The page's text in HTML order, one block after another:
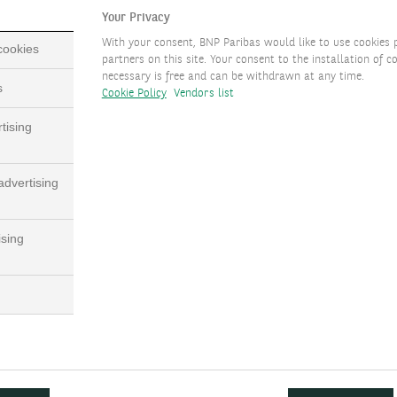
für Ihre
Your Privacy
With your consent, BNP Paribas would like to use cookies
partners on this site. Your consent to the installation of
necessary is free and can be withdrawn at any time.
Cookie Policy
Vendors list